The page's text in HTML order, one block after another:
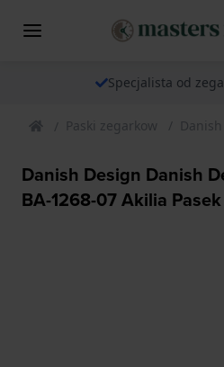
Specjalista od
Paski zegarkow
Danish Design Danish
BA-1268-07 Akilia Pasek